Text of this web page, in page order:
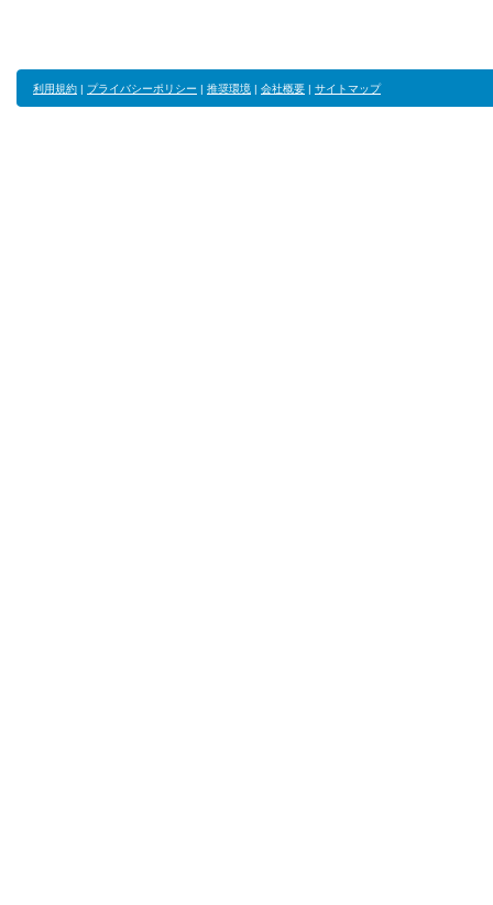
利用規約 | プライバシーポリシー | 推奨環境 | 会社概要 | サイトマップ